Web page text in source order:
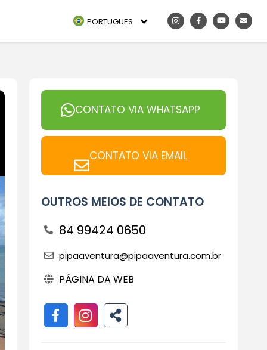
PORTUGUES
CONTATO VIA WHATSAPP
CONTATO VIA EMAIL
OUTROS MEIOS DE CONTATO
84 99424 0650
pipaaventura@pipaaventura.com.br
PÁGINA DA WEB